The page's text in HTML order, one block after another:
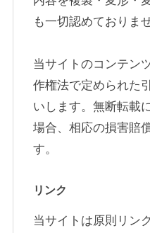
も一切認めておりま
当サイトのコンテン
作権法で定められた
いします。無断転載
場合、相応の損害賠
す。
リンク
当サイトは原則リン